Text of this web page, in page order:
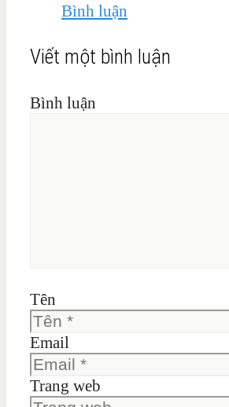
Bình luận
Viết một bình luận
Bình luận
Tên
Email
Trang web